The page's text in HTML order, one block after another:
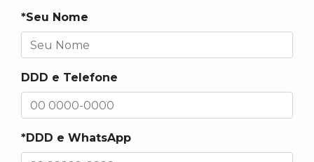
*Seu Nome
DDD e Telefone
*DDD e WhatsApp